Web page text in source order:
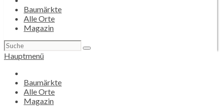
Baumärkte
Alle Orte
Magazin
Suchen
nach:
Hauptmenü
Baumärkte
Alle Orte
Magazin